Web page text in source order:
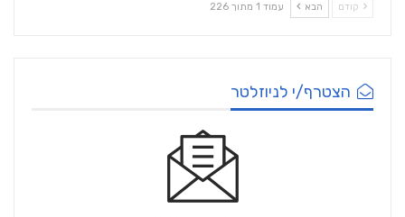
קודם הבא עמוד 1 מתוך 226
הצטרף/י לניוזלטר